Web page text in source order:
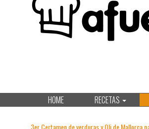
HOME RECETAS
3er Certamen de verduras y Oli de Mallorca